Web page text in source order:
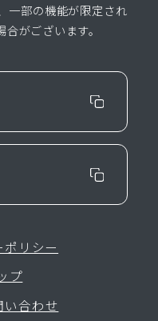
一部の機能が限定され
がございます。
リシー
プ
い合わせ